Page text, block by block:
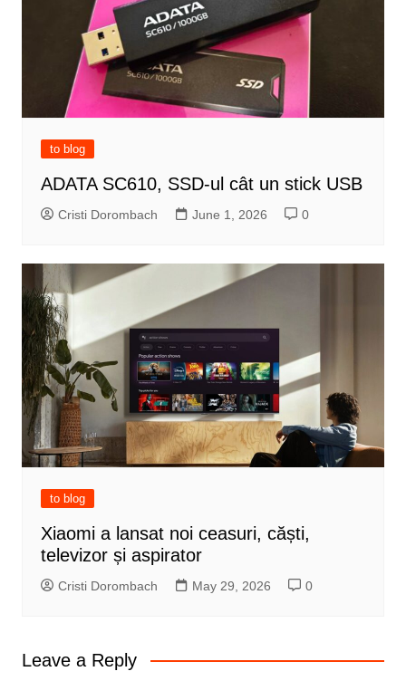
to blog
ADATA SC610, SSD-ul cât un stick USB
Cristi Dorombach June 1, 2026 0
to blog
Xiaomi a lansat noi ceasuri, căști,
televizor și aspirator
Cristi Dorombach May 29, 2026 0
Leave a Reply